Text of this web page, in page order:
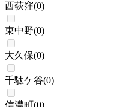
西荻窪(0)
東中野(0)
大久保(0)
千駄ケ谷(0)